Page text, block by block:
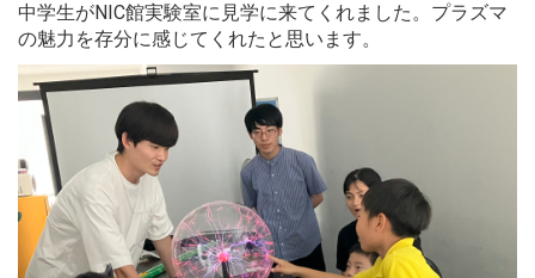
中学生がNIC館実験室に見学に来てくれました。プラズマ
の魅力を存分に感じてくれたと思います。